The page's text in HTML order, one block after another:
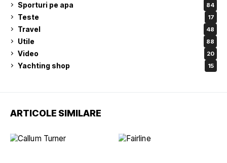
Sporturi pe apa 84
Teste 17
Travel 48
Utile 88
Video 20
Yachting shop 15
ARTICOLE SIMILARE